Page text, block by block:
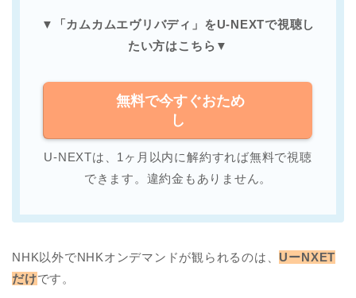
▼「カムカムエヴリバディ」をU-NEXTで視聴し
たい方はこちら ▼
無料で今すぐおため
し
U-NEXTは、1ヶ月以内に解約すれば無料で視聴
できます。違約金もありません。
NHK以外でNHKオンデマンドが観られるのは、 UーNXET
だけです。